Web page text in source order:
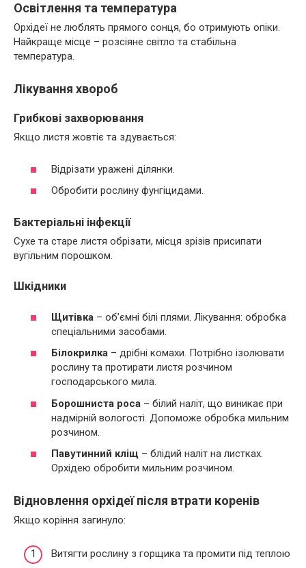
Освітлення та температура
Орхідеї не люблять прямого сонця, бо отримують опіки.
Найкраще місце – розсіяне світло та стабільна
температура.
Лікування хвороб
Грибкові захворювання
Якщо листя жовтіє та здувається:
Відрізати уражені ділянки.
Обробити рослину фунгіцидами.
Бактеріальні інфекції
Сухе та старе листя обрізати, місця зрізів присипати
вугільним порошком.
Шкідники
Щитівка – об’ємні білі плями. Лікування: обробка
спеціальними засобами.
Білокрилка – дрібні комахи. Потрібно ізолювати
рослину та протирати листя розчином
господарського мила.
Борошниста роса – білий наліт, що виникає при
надмірній вологості. Допоможе обробка мильним
розчином.
Павутинний кліщ – блідий наліт на листках.
Орхідею обробити мильним розчином.
Відновлення орхідеї після втрати коренів
Якщо коріння загинуло:
Витягти рослину з горщика та промити під теплою